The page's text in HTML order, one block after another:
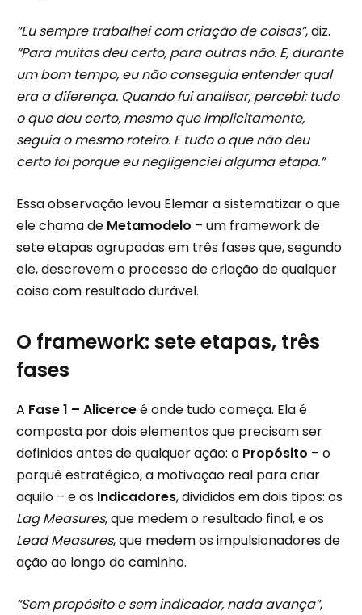
“Eu sempre trabalhei com criação de coisas”, diz.
“Para muitas deu certo, para outras não. E, durante
um bom tempo, eu não conseguia entender qual
era a diferença. Quando fui analisar, percebi: tudo
o que deu certo, mesmo que implicitamente,
seguia o mesmo roteiro. E tudo o que não deu
certo foi porque eu negligenciei alguma etapa.”
Essa observação levou Elemar a sistematizar o que
ele chama de Metamodelo – um framework de
sete etapas agrupadas em três fases que, segundo
ele, descrevem o processo de criação de qualquer
coisa com resultado durável.
O framework: sete etapas, três
fases
A Fase 1 – Alicerceé onde tudo começa. Ela é
composta por dois elementos que precisam ser
definidos antes de qualquer ação: o Propósito – o
porquê estratégico, a motivação real para criar
aquilo – e os Indicadores, divididos em dois tipos: os
Lag Measures, que medem o resultado final, e os
Lead Measures, que medem os impulsionadores de
ação ao longo do caminho.
“Sem propósito e sem indicador, nada avança”,